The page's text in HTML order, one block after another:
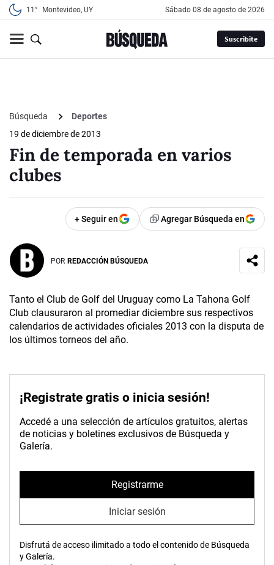
11° Montevideo, UY sábado 08 de agosto de 2026
Suscribite
Búsqueda
Deportes
19 de diciembre de 2013
Fin de temporada en varios
clubes
+ Seguir en Agregar Búsqueda en
POR REDACCIÓN BÚSQUEDA
Tanto el Club de Golf del Uruguay como La Tahona Golf
Club clausuraron al promediar diciembre sus respectivos
calendarios de actividades oficiales 2013 con la disputa de
los últimos torneos del año.
¡Registrate gratis o inicia sesión!
Accedé a una selección de artículos gratuitos, alertas
de noticias y boletines exclusivos de Búsqueda y
Galería.
Registrarme
Iniciar sesión
Disfrutá de acceso ilimitado a todo el contenido de Búsqueda
y Galería.